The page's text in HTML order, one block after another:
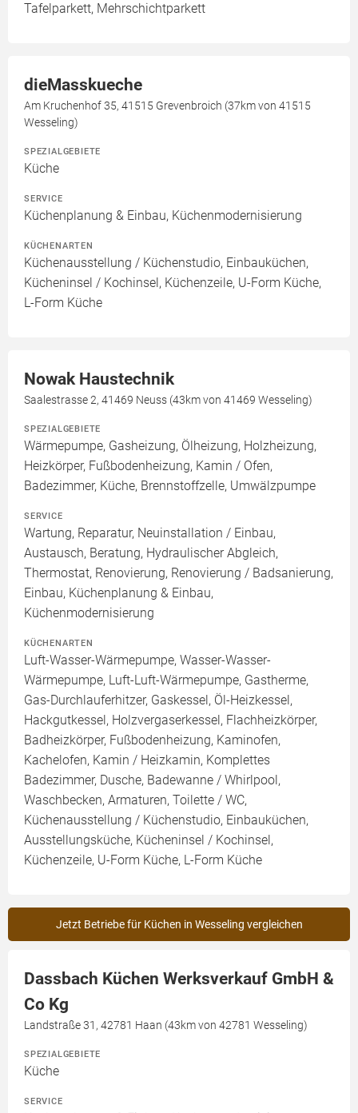
Tafelparkett, Mehrschichtparkett
dieMasskueche
Am Kruchenhof 35, 41515 Grevenbroich (37km von 41515
Wesseling)
SPEZIALGEBIETE
Küche
SERVICE
Küchenplanung & Einbau, Küchenmodernisierung
KÜCHENARTEN
Küchenausstellung / Küchenstudio, Einbauküchen,
Kücheninsel / Kochinsel, Küchenzeile, U-Form Küche,
L-Form Küche
Nowak Haustechnik
Saalestrasse 2, 41469 Neuss (43km von 41469 Wesseling)
SPEZIALGEBIETE
Wärmepumpe, Gasheizung, Ölheizung, Holzheizung,
Heizkörper, Fußbodenheizung, Kamin / Ofen,
Badezimmer, Küche, Brennstoffzelle, Umwälzpumpe
SERVICE
Wartung, Reparatur, Neuinstallation / Einbau,
Austausch, Beratung, Hydraulischer Abgleich,
Thermostat, Renovierung, Renovierung / Badsanierung,
Einbau, Küchenplanung & Einbau,
Küchenmodernisierung
KÜCHENARTEN
Luft-Wasser-Wärmepumpe, Wasser-Wasser-
Wärmepumpe, Luft-Luft-Wärmepumpe, Gastherme,
Gas-Durchlauferhitzer, Gaskessel, Öl-Heizkessel,
Hackgutkessel, Holzvergaserkessel, Flachheizkörper,
Badheizkörper, Fußbodenheizung, Kaminofen,
Kachelofen, Kamin / Heizkamin, Komplettes
Badezimmer, Dusche, Badewanne / Whirlpool,
Waschbecken, Armaturen, Toilette / WC,
Küchenausstellung / Küchenstudio, Einbauküchen,
Ausstellungsküche, Kücheninsel / Kochinsel,
Küchenzeile, U-Form Küche, L-Form Küche
Jetzt Betriebe für Küchen in Wesseling vergleichen
Dassbach Küchen Werksverkauf GmbH &
Co Kg
Landstraße 31, 42781 Haan (43km von 42781 Wesseling)
SPEZIALGEBIETE
Küche
SERVICE